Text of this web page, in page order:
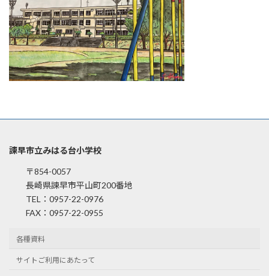
諫早市立みはる台小学校
〒854-0057
長崎県諫早市平山町200番地
TEL：0957-22-0976
FAX：0957-22-0955
各種資料
サイトご利用にあたって